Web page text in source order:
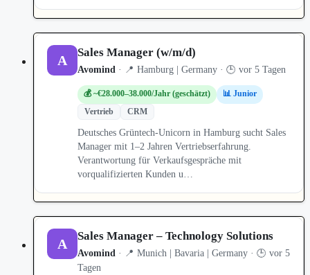
A Sales Manager (w/m/d)
Avomind · 📍 Hamburg | Germany · 🕒 vor 5 Tagen
💰 ~€28.000–38.000/Jahr (geschätzt)
📊 Junior
Vertrieb
CRM
Deutsches Grüntech-Unicorn in Hamburg sucht Sales
Manager mit 1–2 Jahren Vertriebserfahrung.
Verantwortung für Verkaufsgespräche mit
vorqualifizierten Kunden u…
A Sales Manager – Technology Solutions
Avomind · 📍 Munich | Bavaria | Germany · 🕒 vor 5
Tagen